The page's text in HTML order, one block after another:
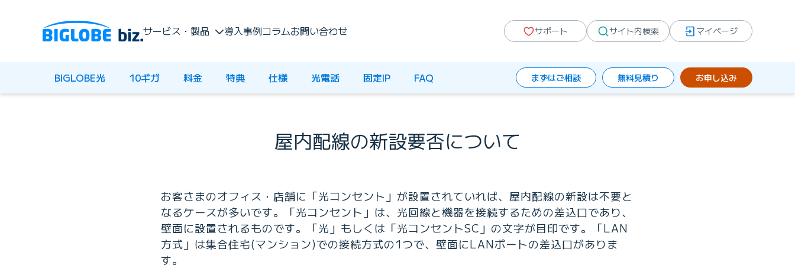
サービス・製品 導入事例コラムお問い合わせ サポート サイト内検索 マイページ
BIGLOBE光 10ギガ 料金 特典 仕様 光電話 固定IP FAQ まずはご相談 無料見積り お申し込み
屋内配線の新設要否について
お客さまのオフィス・店舗に「光コンセント」が設置されていれば、屋内配線の新設は不要と
なるケースが多いです。「光コンセント」は、光回線と機器を接続するための差込口であり、
壁面に設置されるものです。「光」もしくは「光コンセントSC」の文字が目印です。「LAN
方式」は集合住宅(マンション)での接続方式の1つで、壁面にLANポートの差込口がありま
す。